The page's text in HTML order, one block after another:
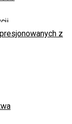
z